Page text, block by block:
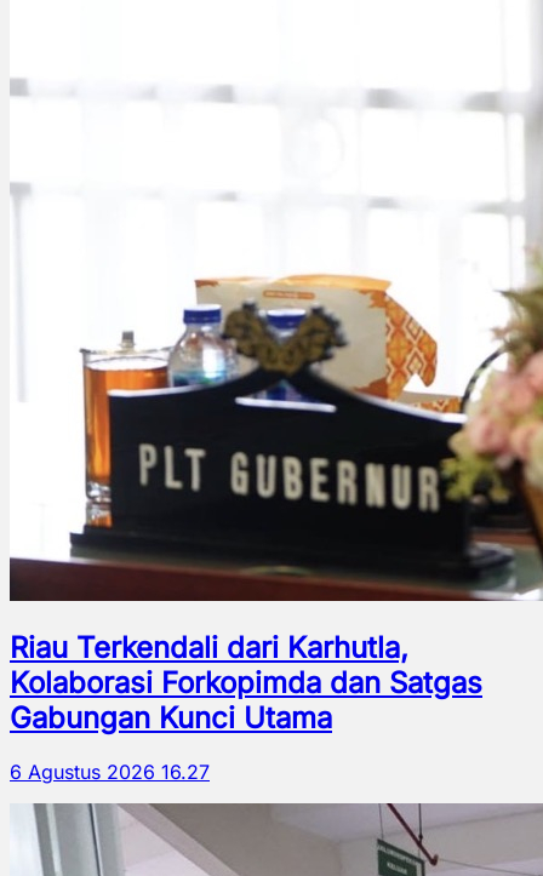
Riau Terkendali dari Karhutla,
Kolaborasi Forkopimda dan Satgas
Gabungan Kunci Utama
6 Agustus 2026 16.27